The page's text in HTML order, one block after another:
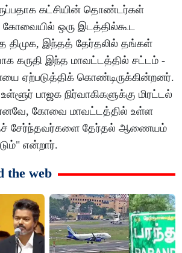
கட்சியின் தொண்டர்கள்
கோவையில் ஒரு இடத்தில்கூட
திமுக, இந்தத் தேர்தலில் தங்கள்
கருதி இந்த மாவட்டத்தில் சட்டம் -
ஏற்படுத்திக் கொண்டிருக்கின்றனர்.
பாஜக நிர்வாகிகளுக்கு மிரட்டல்
கோவை மாவட்டத்தில் உள்ள
சேர்ந்தவர்களை தேர்தல் ஆணையம்
என்றார்.
the web